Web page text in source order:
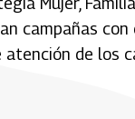
campañas
de los